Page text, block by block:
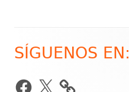
Barra
lateral
SÍGUENOS EN:
Facebook
X